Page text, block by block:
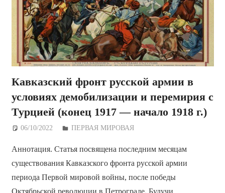
Кавказский фронт русской армии в
условиях демобилизации и перемирия с
Турцией (конец 1917 — начало 1918 г.)
06/10/2022 Дежурный по Редакции
ПЕРВАЯ МИРОВАЯ
Аннотация. Статья посвящена последним месяцам
существования Кавказского фронта русской армии
периода Первой мировой войны, после победы